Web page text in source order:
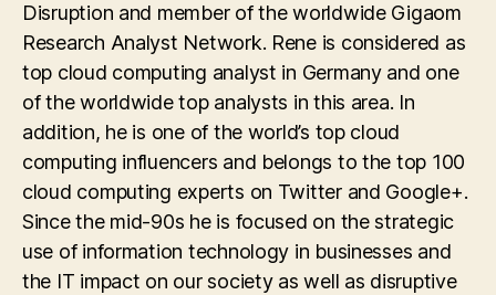
Disruption and member of the worldwide Gigaom
Research Analyst Network. Rene is considered as
top cloud computing analyst in Germany and one
of the worldwide top analysts in this area. In
addition, he is one of the world’s top cloud
computing influencers and belongs to the top 100
cloud computing experts on Twitter and Google+.
Since the mid-90s he is focused on the strategic
use of information technology in businesses and
the IT impact on our society as well as disruptive